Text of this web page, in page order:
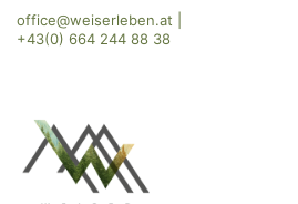
office@weiserleben.at
+43(0) 664 244 88 38